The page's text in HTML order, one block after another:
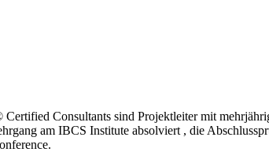
Consultants sind Projektleiter mit
am IBCS Institute absolviert , die